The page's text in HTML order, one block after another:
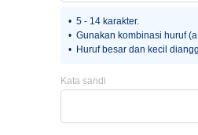
5 - 14 karakter.
Gunakan kombinasi huruf
Huruf besar dan kecil
Kata sandi